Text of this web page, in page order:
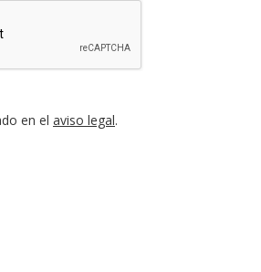
en el aviso legal.